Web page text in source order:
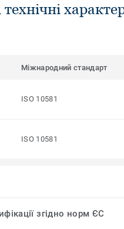
технічні
Міжнародний стандарт
ISO 10581
ISO 10581
згідно норм ЄС